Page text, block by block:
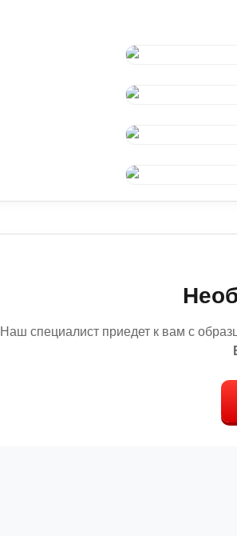
Наш специалист приедет к вам с